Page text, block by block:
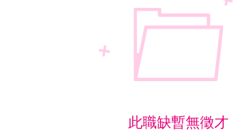
此職缺暫無徵才